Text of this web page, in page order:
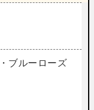
ブルーローズ